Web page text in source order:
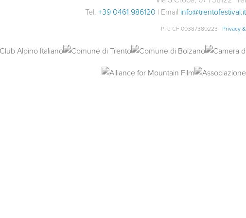
Tel. +39 0461 986120 | Email info@trentofestival.it
PI e CF 00387380223 | Privacy